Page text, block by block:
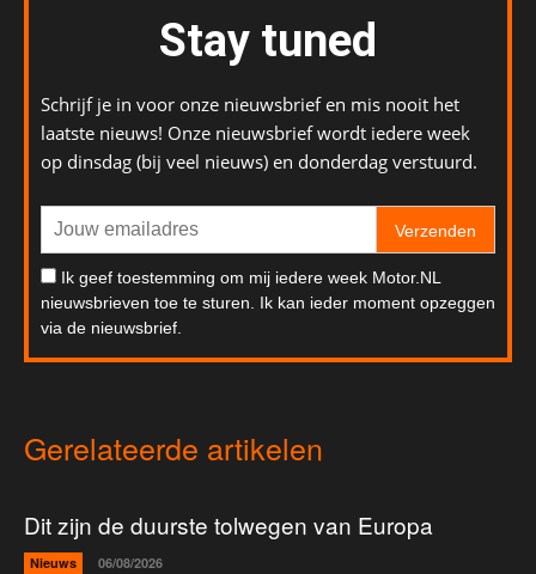
Stay tuned
Schrijf je in voor onze nieuwsbrief en mis nooit het
laatste nieuws! Onze nieuwsbrief wordt iedere week
op dinsdag (bij veel nieuws) en donderdag verstuurd.
Verzenden
Ik geef toestemming om mij iedere week Motor.NL
nieuwsbrieven toe te sturen. Ik kan ieder moment opzeggen
via de nieuwsbrief.
Gerelateerde artikelen
Dit zijn de duurste tolwegen van Europa
Nieuws 06/08/2026